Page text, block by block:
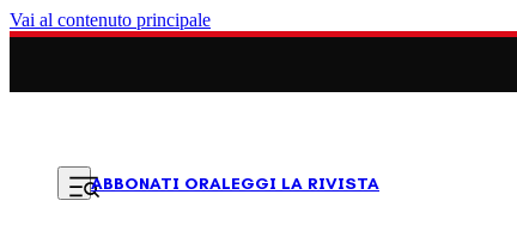
Vai al contenuto principale
ABBONATI ORALEGGI LA RIVISTA